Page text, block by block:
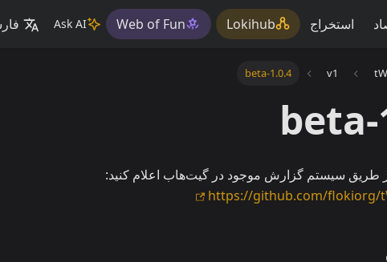
استخراج Lokihub
Web of Fun
Ask AI
v1
1.0.4-beta
طریق سیستم گزارش موجود در گیت‌هاب اعلام کنید:
https://github.com/flokiorg/